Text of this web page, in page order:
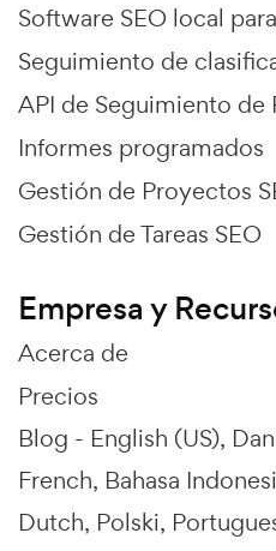
Software SEO local
Seguimiento de
API de Seguimiento de
Informes programados
Gestión de Proyectos
Gestión de Tareas SEO
Empresa y
Acerca de
Precios
Blog - English (US)
French Bahasa
Dutch Polski